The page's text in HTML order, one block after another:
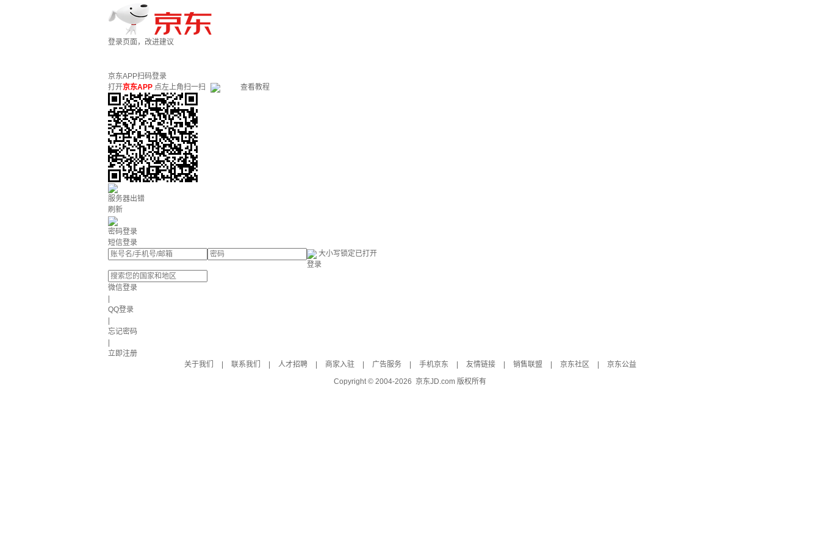
登录页面，改进建议
京东APP扫码登录
打开京东APP 点左上角扫一扫 查看教程
服务器出错
刷新
密码登录
短信登录
大小写锁定已打开
登录
微信登录
QQ登录
忘记密码
立即注册
关于我们
联系我们 人才招聘 商家入驻 广告服务 手机京东 友情链接 销售联盟 京东社区
京东公益
Copyright © 2004-2026 京东JD.com 版权所有